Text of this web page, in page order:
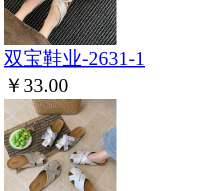
双宝鞋业-2631-1
￥33.00